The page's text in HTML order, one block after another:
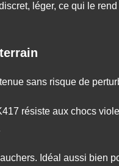
léger, ce qui le
sans risque de
résiste aux chocs
Idéal aussi bien